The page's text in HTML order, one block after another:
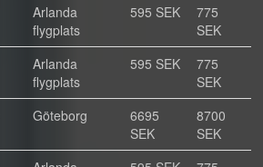
Arlanda
flygplats
595 SEK
775
SEK
Arlanda
flygplats
595 SEK
775
SEK
Göteborg
6695
SEK
8700
SEK